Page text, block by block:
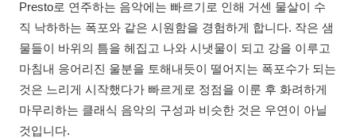
Presto로 연주하는 음악에는 빠르기로 인해 거센 물살이 수
직 낙하하는 폭포와 같은 시원함을 경험하게 합니다. 작은 샘
물들이 바위의 틈을 헤집고 나와 시냇물이 되고 강을 이루고
마침내 응어리진 울분을 토해내듯이 떨어지는 폭포수가 되는
것은 느리게 시작했다가 빠르게로 정점을 이룬 후 화려하게
마무리하는 클래식 음악의 구성과 비슷한 것은 우연이 아닐
것입니다.